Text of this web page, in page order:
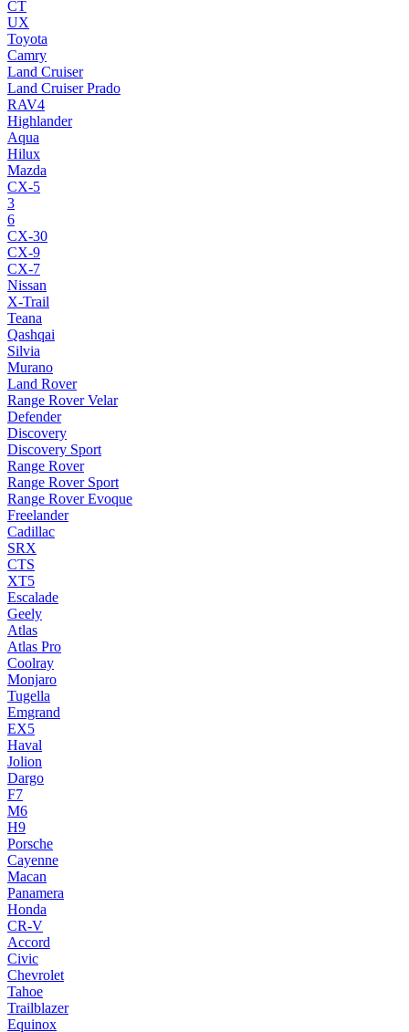
CT
UX
Toyota
Camry
Land Cruiser
Land Cruiser Prado
RAV4
Highlander
Aqua
Hilux
Mazda
CX-5
3
6
CX-30
CX-9
CX-7
Nissan
X-Trail
Teana
Qashqai
Silvia
Murano
Land Rover
Range Rover Velar
Defender
Discovery
Discovery Sport
Range Rover
Range Rover Sport
Range Rover Evoque
Freelander
Cadillac
SRX
CTS
XT5
Escalade
Geely
Atlas
Atlas Pro
Coolray
Monjaro
Tugella
Emgrand
EX5
Haval
Jolion
Dargo
F7
M6
H9
Porsche
Cayenne
Macan
Panamera
Honda
CR-V
Accord
Civic
Chevrolet
Tahoe
Trailblazer
Equinox